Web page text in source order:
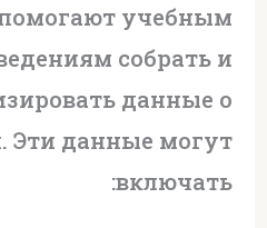
учебным
собрать и
данные о
Эти данные могут
включать: